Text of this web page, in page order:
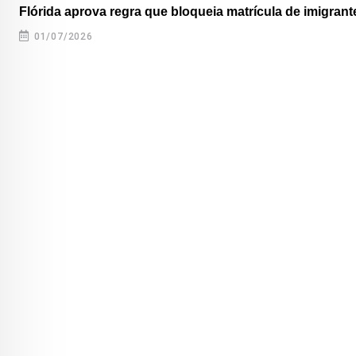
Flórida aprova regra que bloqueia matrícula de
01/07/2026